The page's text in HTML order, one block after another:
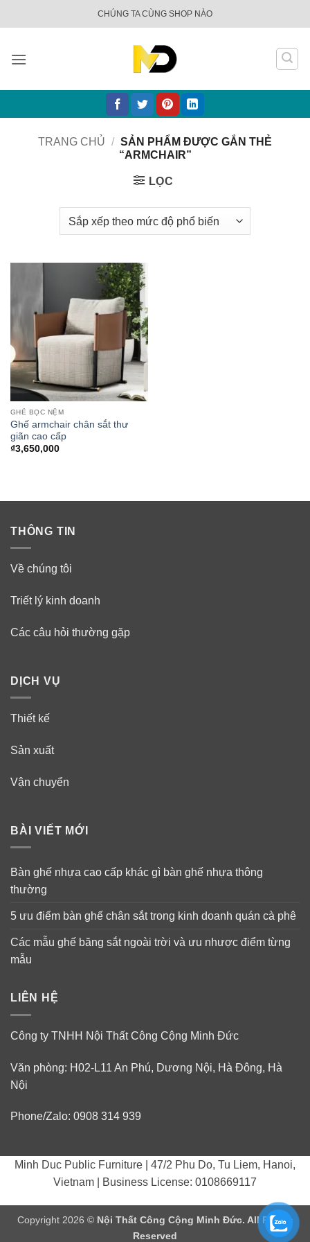
qua
dung
CHÚNG TA CÙNG SHOP NÀO
TRANG CHỦ / SẢN PHẨM ĐƯỢC GẮN THẺ
“ARMCHAIR”
LỌC
GHẾ BỌC NỆM
Ghế armchair chân sắt thư
giãn cao cấp
₫3,650,000
THÔNG TIN
Về chúng tôi
Triết lý kinh doanh
Các câu hỏi thường gặp
DỊCH VỤ
Thiết kế
Sản xuất
Vận chuyển
BÀI VIẾT MỚI
Bàn ghế nhựa cao cấp khác gì bàn ghế nhựa thông
thường
5 ưu điểm bàn ghế chân sắt trong kinh doanh quán cà phê
Các mẫu ghế băng sắt ngoài trời và ưu nhược điểm từng
mẫu
LIÊN HỆ
Công ty TNHH Nội Thất Công Cộng Minh Đức
Văn phòng: H02-L11 An Phú, Dương Nội, Hà Đông, Hà
Nội
Phone/Zalo: 0908 314 939
Minh Duc Public Furniture | 47/2 Phu Do, Tu Liem, Hanoi,
Vietnam | Business License: 0108669117
Copyright 2026 © Nội Thất Công Cộng Minh Đức. All Rights
Reserved